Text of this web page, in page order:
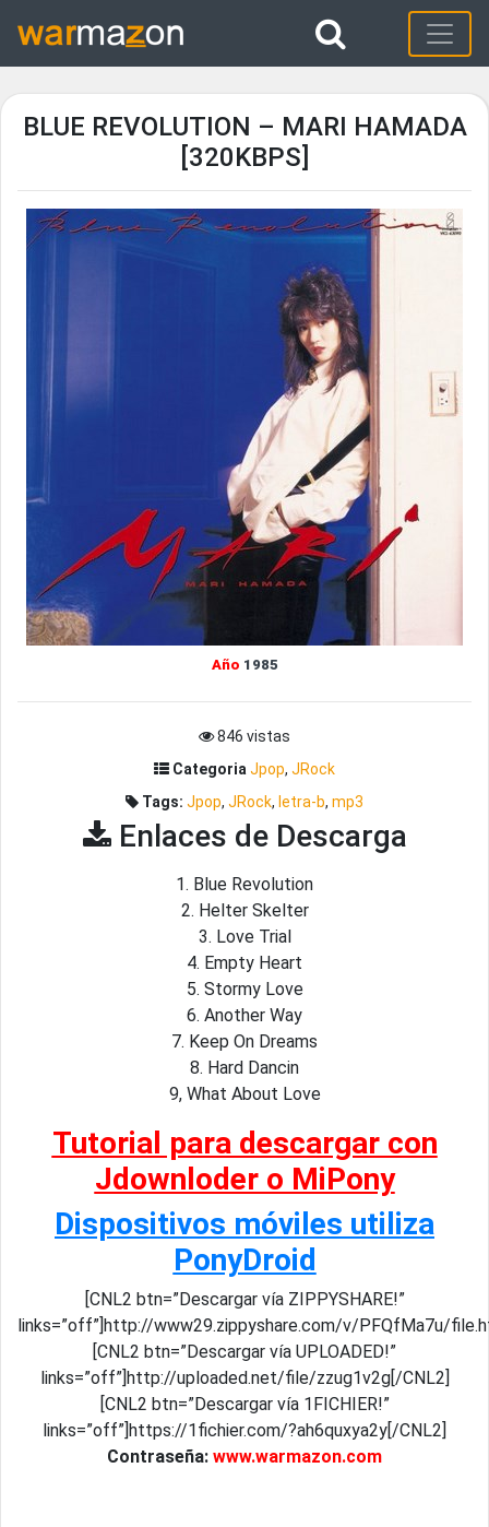
BLUE REVOLUTION – MARI HAMADA
[320KBPS]
Año 1985
846 vistas
Categoria Jpop, JRock
Tags: Jpop, JRock, letra-b, mp3
Enlaces de Descarga
1. Blue Revolution
2. Helter Skelter
3. Love Trial
4. Empty Heart
5. Stormy Love
6. Another Way
7. Keep On Dreams
8. Hard Dancin
9, What About Love
Tutorial para descargar con
Jdownloder o MiPony
Dispositivos móviles utiliza
PonyDroid
[CNL2 btn=”Descargar vía ZIPPYSHARE!”
links=”off”]http://www29.zippyshare.com/v/PFQfMa7u/
[CNL2 btn=”Descargar vía UPLOADED!”
links=”off”]http://uploaded.net/file/zzug1v2g[/CNL2]
[CNL2 btn=”Descargar vía 1FICHIER!”
links=”off”]https://1fichier.com/?ah6quxya2y[/CNL2]
Contraseña: www.warmazon.com